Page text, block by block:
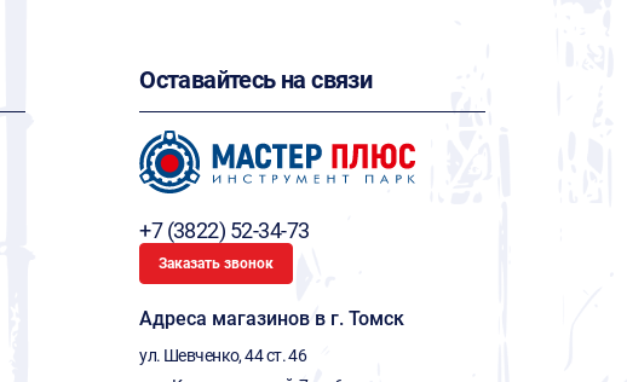
Оставайтесь на связи
+7 (3822) 52-34-73
Заказать звонок
Адреса магазинов в г. Томск
ул. Шевченко, 44 ст. 46